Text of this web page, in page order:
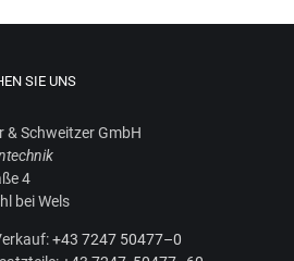
SIE UNS
& Schweit­zer GmbH
4
bei Wels
+43 7247 50477–0